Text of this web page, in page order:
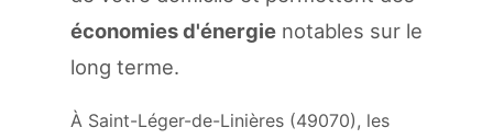
économies d'énergie notables sur le
long terme.
À Saint-Léger-de-Linières (49070), les